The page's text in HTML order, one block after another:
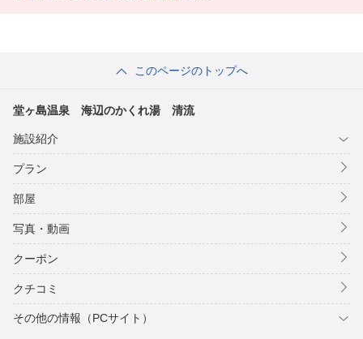
このページのトップへ
堂ヶ島温泉 海辺のかくれ湯 清流
施設紹介
プラン
部屋
写真・動画
クーポン
クチコミ
その他の情報（PCサイト）